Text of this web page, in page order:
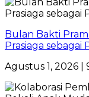
Bulan Bakti
Prasiaga sebagai
Agustus 1, 2026 |